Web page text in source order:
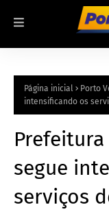
Página inicial Porto
intensificando os
segue
serviços